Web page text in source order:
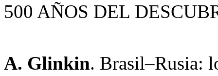
500 AÑOS DEL
A. Glinkin. Brasil–Rusia: